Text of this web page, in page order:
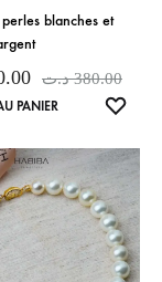
blanches et
380.00 د.ت
PANIER